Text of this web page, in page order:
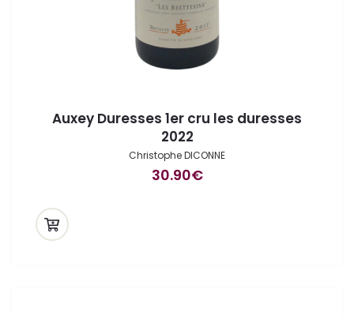
Auxey Duresses 1er cru les duresses
2022
Christophe DICONNE
30.90€